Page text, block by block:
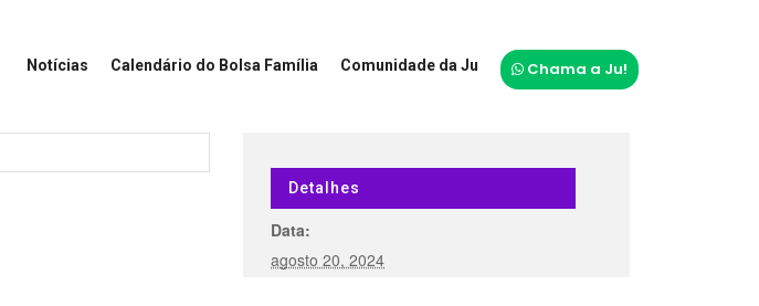
Notícias Calendário do Bolsa Família Comunidade da Ju Chama a Ju!
Detalhes
Data:
agosto 20, 2024